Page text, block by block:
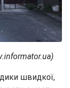
швидкої,